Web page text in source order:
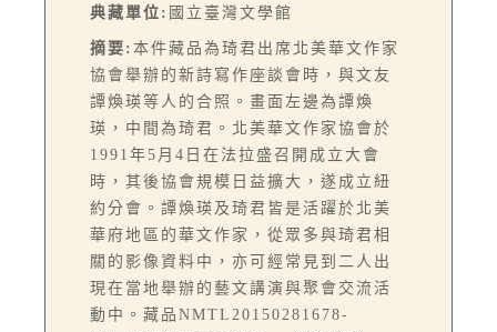
典藏單位: 國立臺灣文學館
摘要: 本件藏品為琦君出席北美華文作家
協會舉辦的新詩寫作座談會時，與文友
譚煥瑛等人的合照。畫面左邊為譚煥
瑛，中間為琦君。北美華文作家協會於
1991年5月4日在法拉盛召開成立大會
時，其後協會規模日益擴大，遂成立紐
約分會。譚煥瑛及琦君皆是活躍於北美
華府地區的華文作家，從眾多與琦君相
關的影像資料中，亦可經常見到二人出
現在當地舉辦的藝文講演與聚會交流活
動中。藏品NMTL20150281678-